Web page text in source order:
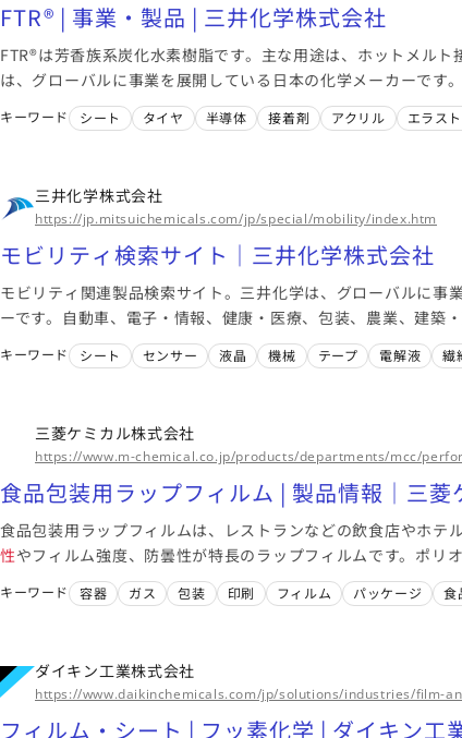
FTR® | 事業・製品 | 三井化学株式会社
FTR®は芳香族系炭化水素樹脂です。主な用途は、ホットメル
は、グローバルに事業を展開している日本の化学メーカーです
療、包装、農業、建築・建材、環境エネルギーなど幅広い分野
する製品・サービスを提供しています。「化学」のちからで様
キーワード シート タイヤ 半導体 接着剤 アクリル エラス
三井化学株式会社
https://jp.mitsuichemicals.com/jp/special/mobility/index.htm
モビリティ検索サイト｜三井化学株式会社
モビリティ関連製品検索サイト。三井化学は、グローバルに事
ーです。自動車、電子・情報、健康・医療、包装、農業、建築
分野において、人々の生活をより豊かにする製品・サービスを
で様々な社会課題を解決し、持続可能な社会の実現に向けて取
キーワード シート センサー 液晶 機械 テープ 電解液 繊
三菱ケミカル株式会社
https://www.m-chemical.co.jp/products/departments/mcc/
食品包装用ラップフィルム | 製品情報｜三菱
食品包装用ラップフィルムは、レストランなどの飲食店やホテ
性やフィルム強度、防曇性が特長のラップフィルムです。ポリ
キーワード 容器 ガス 包装 印刷 フィルム パッケージ 食
ダイキン工業株式会社
https://www.daikinchemicals.com/jp/solutions/industries/film-
フィルム・シート | フッ素化学 | ダイキン工